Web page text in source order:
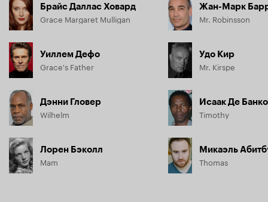
Брайс Даллас Ховард
Grace Margaret Mulligan
Уиллем Дефо
Grace's Father
Дэнни Гловер
Wilhelm
Лорен Бэколл
Mam
Жан-Марк
Mr. Robinsson
Удо Кир
Mr. Kirspe
Исаак Де
Timothy
Микаэль
Thomas